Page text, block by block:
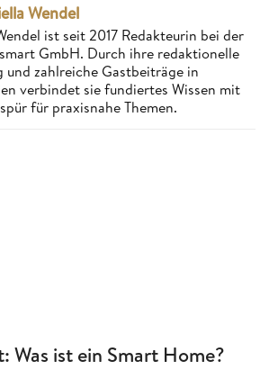
Wendel
ist seit 2017 Redakteurin bei der
GmbH. Durch ihre redaktionelle
und zahlreiche Gastbeiträge in
verbindet sie fundiertes Wissen mit
für praxisnahe Themen.
Was ist ein Smart Home?